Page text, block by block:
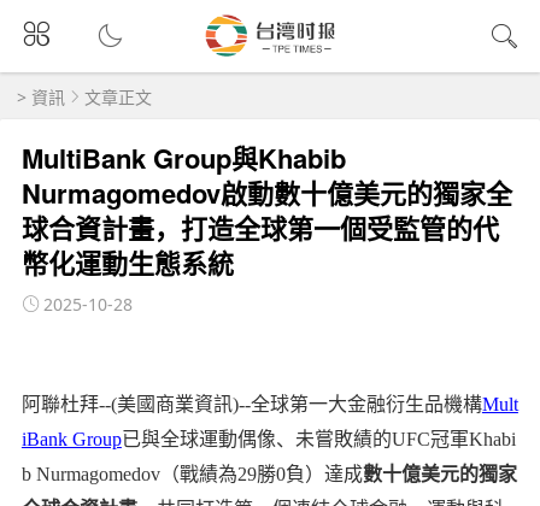
> 資訊 文章正文
MultiBank Group與Khabib
Nurmagomedov啟動數十億美元的獨家全
球合資計畫，打造全球第一個受監管的代
幣化運動生態系統
2025-10-28
阿聯杜拜--(美國商業資訊)--全球第一大金融衍生品機構Mult
iBank Group已與全球運動偶像、未嘗敗績的UFC冠軍Khabi
b Nurmagomedov（戰績為29勝0負）達成數十億美元的獨家